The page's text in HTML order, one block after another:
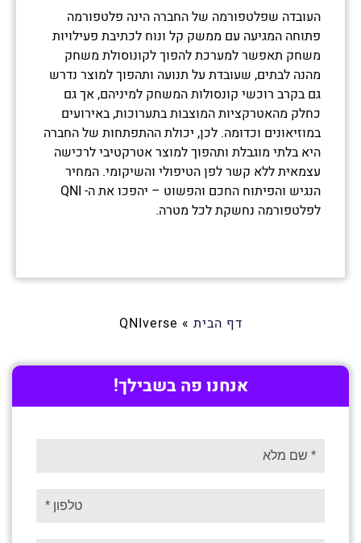
העובדה שפלטפורמה של החברה הינה פלטפורמה
פתוחה המגיעה עם ממשק קל ונוח לכתיבת פעילויות
משחק תאפשר למערכת להפוך לקונוסולת משחק
מהנה לבתים, שעובדת על תנועה ותהפוך למוצר נדרש
גם בקרב רוכשי קונסולות המשחק למיניהם, אך גם
כחלק מהאטרקציות המוצבות בתערוכות, באירועים
במוזיאונים וכדומה. לכן, יכולת ההתפתחות של החברה
היא בלתי מוגבלת ותהפוך למוצר אטרקטיבי לרכישה
עצמאית ללא קשר לפן הטיפולי והשיקומי. המחיר
הנגיש והפיתוח החכם והפשוט – יהפכו את ה- QNI
לפלטפורמה נחשקת לכל מטרה.
דף הבית »
QNIverse
אנחנו פה בשבילך!